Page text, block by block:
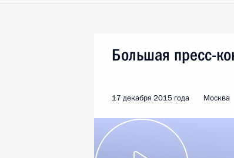
Большая пресс-
17 декабря 2015 года Москва